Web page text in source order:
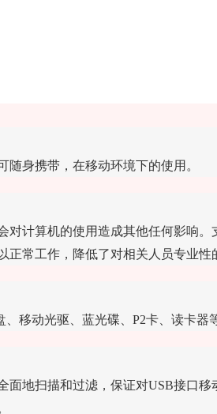
身携带，在移动环境下的使用。
对计算机的使用造成其他任何影响
常工作，降低了对相关人员专业性
移动光驱、蓝光碟、P2卡、读卡器
面地扫描和过滤，保证对USB接口